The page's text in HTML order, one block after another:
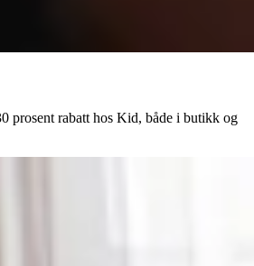
prosent rabatt hos Kid, både i butikk og